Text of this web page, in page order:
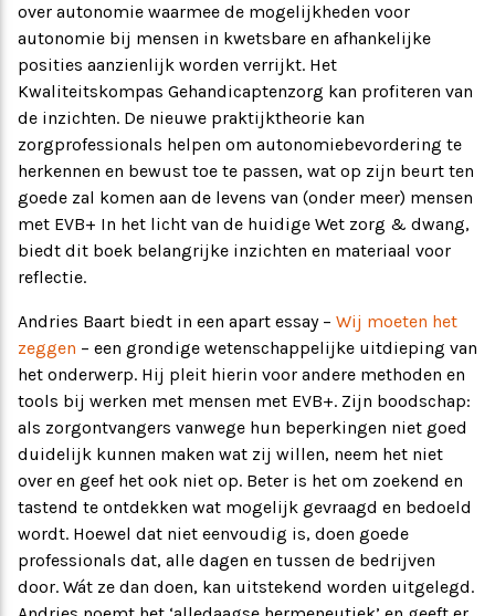
over autonomie waarmee de mogelijkheden voor
autonomie bij mensen in kwetsbare en afhankelijke
posities aanzienlijk worden verrijkt. Het
Kwaliteitskompas Gehandicaptenzorg kan profiteren van
de inzichten. De nieuwe praktijktheorie kan
zorgprofessionals helpen om autonomiebevordering te
herkennen en bewust toe te passen, wat op zijn beurt ten
goede zal komen aan de levens van (onder meer) mensen
met EVB+ In het licht van de huidige Wet zorg & dwang,
biedt dit boek belangrijke inzichten en materiaal voor
reflectie.
Andries Baart biedt in een apart essay – Wij moeten het
zeggen – een grondige wetenschappelijke uitdieping van
het onderwerp. Hij pleit hierin voor andere methoden en
tools bij werken met mensen met EVB+. Zijn boodschap:
als zorgontvangers vanwege hun beperkingen niet goed
duidelijk kunnen maken wat zij willen, neem het niet
over en geef het ook niet op. Beter is het om zoekend en
tastend te ontdekken wat mogelijk gevraagd en bedoeld
wordt. Hoewel dat niet eenvoudig is, doen goede
professionals dat, alle dagen en tussen de bedrijven
door. Wát ze dan doen, kan uitstekend worden uitgelegd.